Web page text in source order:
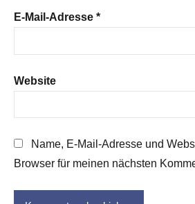
E-Mail-Adresse *
Website
Name, E-Mail-Adresse und
Browser für meinen nächsten